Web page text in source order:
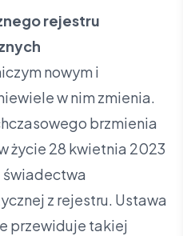
rejestru
nowym i
w nim zmienia.
brzmienia
życie 28 kwietnia 2023
świadectwa
z rejestru. Ustawa
przewiduje takiej